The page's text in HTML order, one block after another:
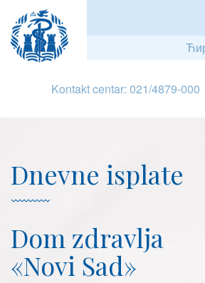
Kontakt centar: 021/4879-000
Dnevne isplate
Dom zdravlja
«Novi Sad»